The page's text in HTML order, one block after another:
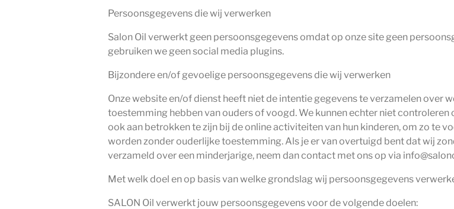
Persoonsgegevens die wij verwerken
Salon Oil verwerkt geen persoonsgegevens omdat op onze site geen
gebruiken we geen social media plugins.
Bijzondere en/of gevoelige persoonsgegevens die wij verwerken
Onze website en/of dienst heeft niet de intentie gegevens te verzamelen over
toestemming hebben van ouders of voogd. We kunnen echter niet controleren
ook aan betrokken te zijn bij de online activiteiten van hun kinderen, om zo te
worden zonder ouderlijke toestemming. Als je er van overtuigd bent dat wij
verzameld over een minderjarige, neem dan contact met ons op via
Met welk doel en op basis van welke grondslag wij persoonsgegevens
SALON Oil verwerkt jouw persoonsgegevens voor de volgende doelen: